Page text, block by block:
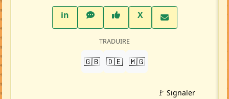
inLinkedInWhatsAppFacebook
XTwitter X
TRADUIRE
🇬🇧 🇩🇪 🇲🇬
🚩 Signaler